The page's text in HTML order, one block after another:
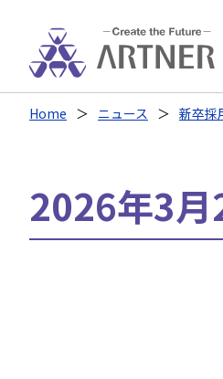
Home ニュース 新卒採
2026年3月